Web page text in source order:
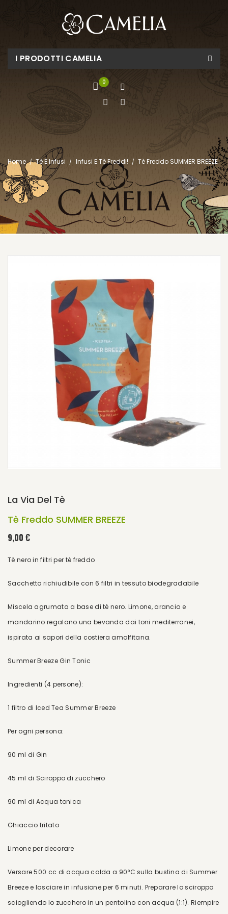
I PRODOTTI CAMELIA
0
Home Tè E Infusi Infusi E Tè Freddi! Tè Freddo SUMMER BREEZE
La Via Del Tè
Tè Freddo SUMMER BREEZE
9,00 €
Tè nero in filtri per tè freddo
Sacchetto richiudibile con 6 filtri in tessuto biodegradabile
Miscela agrumata a base di tè nero. Limone, arancio e
mandarino regalano una bevanda dai toni mediterranei,
ispirata ai sapori della costiera amalfitana.
Summer Breeze Gin Tonic
Ingredienti (4 persone):
1 filtro di Iced Tea Summer Breeze
Per ogni persona:
90 ml di Gin
45 ml di Sciroppo di zucchero
90 ml di Acqua tonica
Ghiaccio tritato
Limone per decorare
Versare 500 cc di acqua calda a 90°C sulla bustina di Summer
Breeze e lasciare in infusione per 6 minuti. Preparare lo sciroppo
sciogliendo lo zucchero in un pentolino con acqua (1:1). Riempire